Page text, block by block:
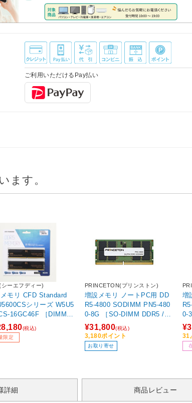
ご利用いただけるPay払い
ます。
ーエフディー)
モリ CFD Standard
シリーズ W5U5
16GC46F ［DIMM D
/16GB /2枚］ 【sof00
(税込)
限定
PRINCETON(プリンストン)
増設メモリ ノートPC用 DD
R5-4800 SODIMM PN5-480
0-8G ［SO-DIMM DDR5 /8
GB /1枚］
¥31,800(税込)
3,180ポイント
お取り寄せ
増
R5-
0-
/
詳細 商品レビュー